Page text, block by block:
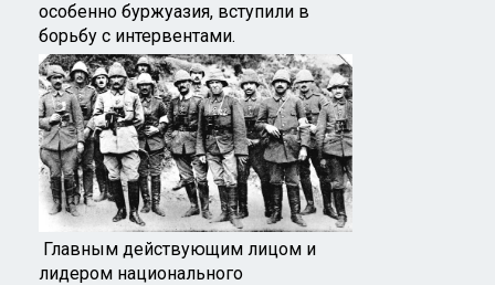
особенно буржуазия, вступили в
борьбу с интервентами.
Главным действующим лицом и
лидером национального